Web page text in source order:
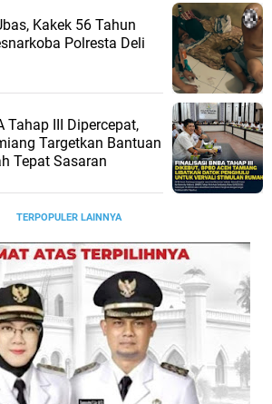
Kakek 56 Tahun
Polresta Deli
Tahap III Dipercepat,
Targetkan Bantuan
Tepat Sasaran
TERPOPULER LAINNYA